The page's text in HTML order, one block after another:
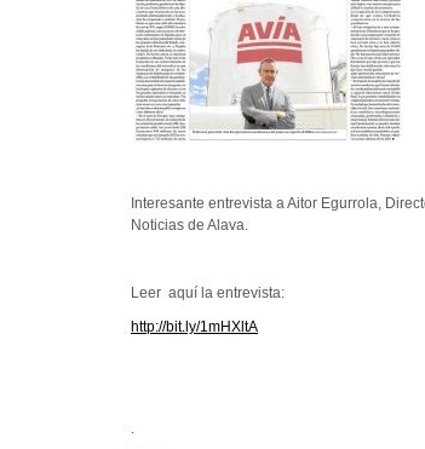
Interesante entrevista a Aitor Egurrola,
Noticias de Alava.
Leer aquí la entrevista:
http://bit.ly/1mHXltA
.